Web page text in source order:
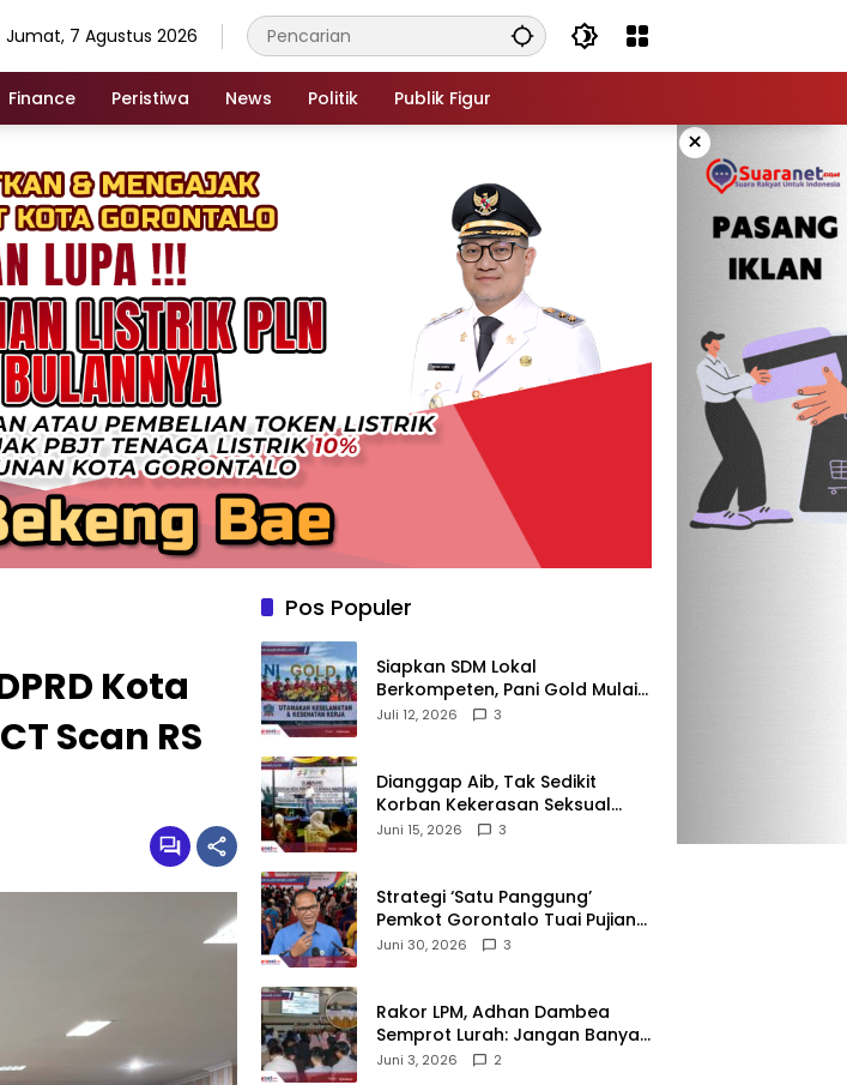
Jumat, 7 Agustus 2026
Finance Peristiwa News Politik Publik Figur
×
Kota
Scan RS
Pos Populer
‎Siapkan SDM Lokal
Berkompeten, Pani Gold Mulai
Kolaborasi dengan Kampus-
Juli 12, 2026 3
‎Dianggap Aib, Tak Sedikit
Korban Kekerasan Seksual
Memilih Bungkam, Malu untuk
Juni 15, 2026 3
Strategi ‘Satu Panggung’
Pemkot Gorontalo Tuai Pujian
Kakanwil BPJS
Juni 30, 2026 3
‎Rakor LPM, Adhan Dambea
Semprot Lurah: Jangan Banyak
Gaya!‎
Juni 3, 2026 2